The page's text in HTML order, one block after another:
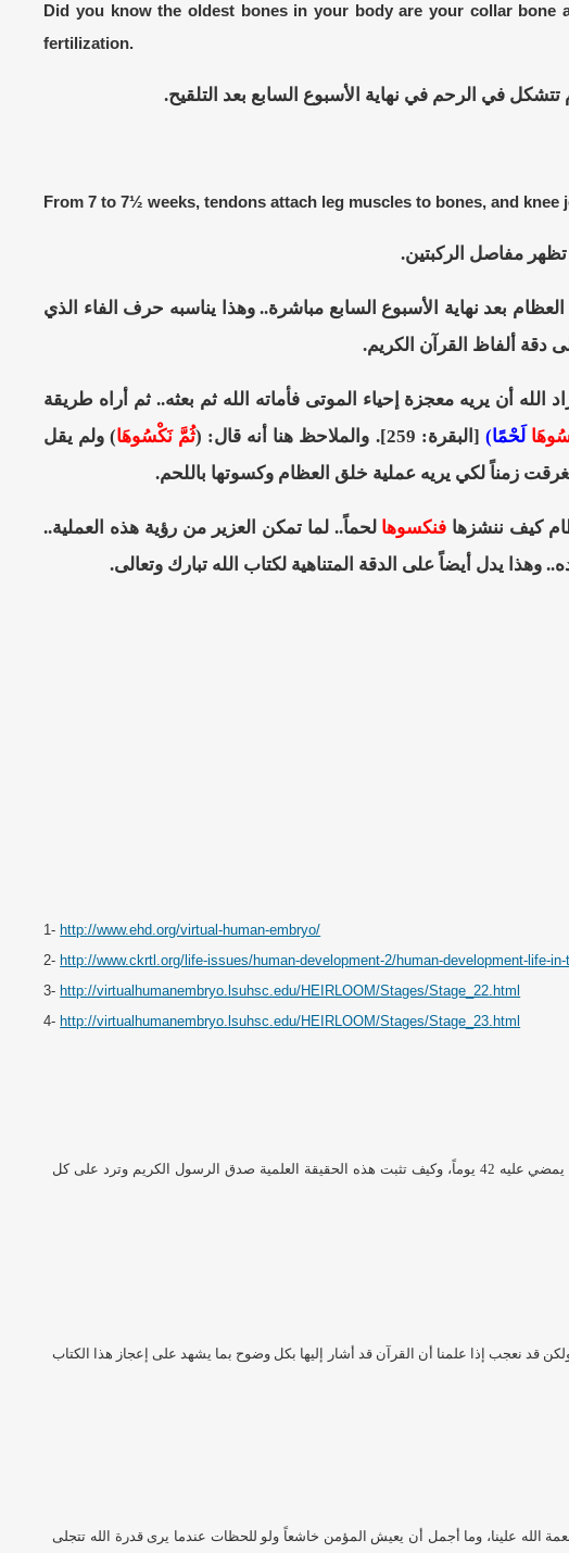
Did you know the oldest bones in your body are your collar bone
fertilization.
في الرحم في نهاية الأسبوع السابع بعد التلقيح.
From 7 to 7½ weeks, tendons attach leg muscles to bones, and knee
بعد نهاية الأسبوع السابع مباشرة.. وهذا يناسبه حرف الفاء الذي
دقة ألفاظ القرآن الكريم.
أن يريه معجزة إحياء الموتى فأماته الله ثم بعثه.. ثم أراه طريقة
لَحْمًا) [البقرة: 259]. والملاحظ هنا أنه قال: ( ثُمَّ نَكْسُوهَا) ولم يقل
زمناً لكي يريه عملية خلق العظام وكسوتها باللحم.
كيف ننشزها فنكسوها لحماً.. لما تمكن العزير من رؤية هذه العملية..
يدل أيضاً على الدقة المتناهية لكتاب الله تبارك وتعالى.
1- http://www.ehd.org/virtual-human-embryo/
2- http://www.ckrtl.org/life-issues/human-development-2/human-development-life-
3- http://virtualhumanembryo.lsuhsc.edu/HEIRLOOM/Stages/Stage_22.html
4- http://virtualhumanembryo.lsuhsc.edu/HEIRLOOM/Stages/Stage_23.html
نستعرض فيما يلي بالصور ما يحدث للجنين من تطور عندما يمضي عليه 42 يوماً، وكيف تثبت هذه الحقيقة العلمية صدق الرسول الكريم وترد على كل
قد نعجب إذا علمنا أن القرآن قد أشار إليها بكل وضوح بما يشهد على إعجاز هذا الكتاب
نعمة الله علينا، وما أجمل أن يعيش المؤمن خاشعاً ولو للحظات عندما يرى قدرة الله تتجلى